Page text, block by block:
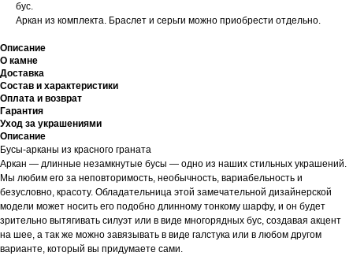
бус.
Аркан из комплекта. Браслет и серьги можно приобрести отдельно.
Описание
О камне
Доставка
Состав и характеристики
Оплата и возврат
Гарантия
Уход за украшениями
Описание
Бусы-арканы из красного граната
Аркан — длинные незамкнутые бусы — одно из наших стильных украшений.
Мы любим его за неповторимость, необычность, вариабельность и
безусловно, красоту. Обладательница этой замечательной дизайнерской
модели может носить его подобно длинному тонкому шарфу, и он будет
зрительно вытягивать силуэт или в виде многорядных бус, создавая акцент
на шее, а так же можно завязывать в виде галстука или в любом другом
варианте, который вы придумаете сами.